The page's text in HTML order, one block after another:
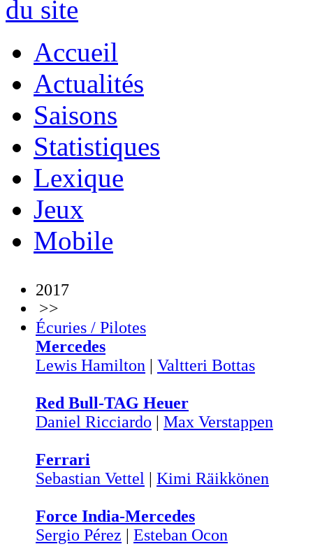
Accueil
Actualités
Saisons
Statistiques
Lexique
Jeux
Mobile
2017
>>
Écuries / Pilotes
Mercedes
Lewis Hamilton | Valtteri Bottas
Red Bull-TAG Heuer
Daniel Ricciardo | Max Verstappen
Ferrari
Sebastian Vettel | Kimi Räikkönen
Force India-Mercedes
Sergio Pérez | Esteban Ocon